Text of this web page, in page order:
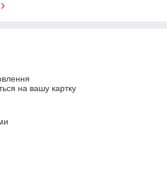
на вашу картку